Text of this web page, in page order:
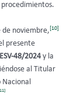
de noviembre,[10]
presente
48/2024y la
al Titular